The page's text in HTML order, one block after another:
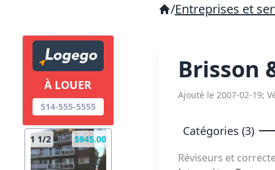
À LOUER
514-555-5555
1 1/2 $945.00
/Entreprises et
Brisson
Ajouté le 2007-02-19;
Catégories (3)
Réviseurs et